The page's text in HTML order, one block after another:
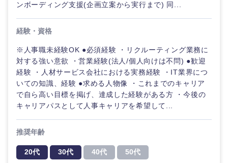
ご希望の職種を選択してください
経営企
画・事業
ご希望の職種を選択してください
経営企画・事業企画
経営ボード
ご希望の業界を選択してください
商社・卸
エネルギー・資源・環境
ご希望の勤務地を選択してください
北海道・東北地方
北海道 青森県
ご希望条件を入力ください
希望年収
ンボーディング支援(企画立案から実行まで) 同...
経験・資格
※人事職未経験OK ●必須経験 ・リクルーティング業務に
対する強い意欲 ・営業経験(法人/個人向けは不問) ●歓迎
経験 ・人材サービス会社における実務経験 ・IT業界につ
いての知識、経験 ●求める人物像 ・これまでのキャリア
で自ら高い目標を掲げ、達成した経験がある方 ・今後の
キャリアパスとして人事キャリアを希望して...
推奨年齢
20代 30代 40代 50代